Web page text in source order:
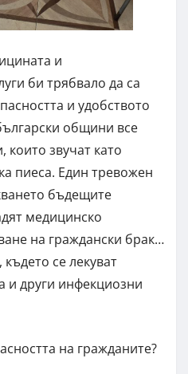
и
би трябвало да са
и удобството
общини все
които звучат като
пиеса. Един тревожен
бъдещите
медицинско
на граждански брак…
се лекуват
и други инфекциозни
на гражданите?